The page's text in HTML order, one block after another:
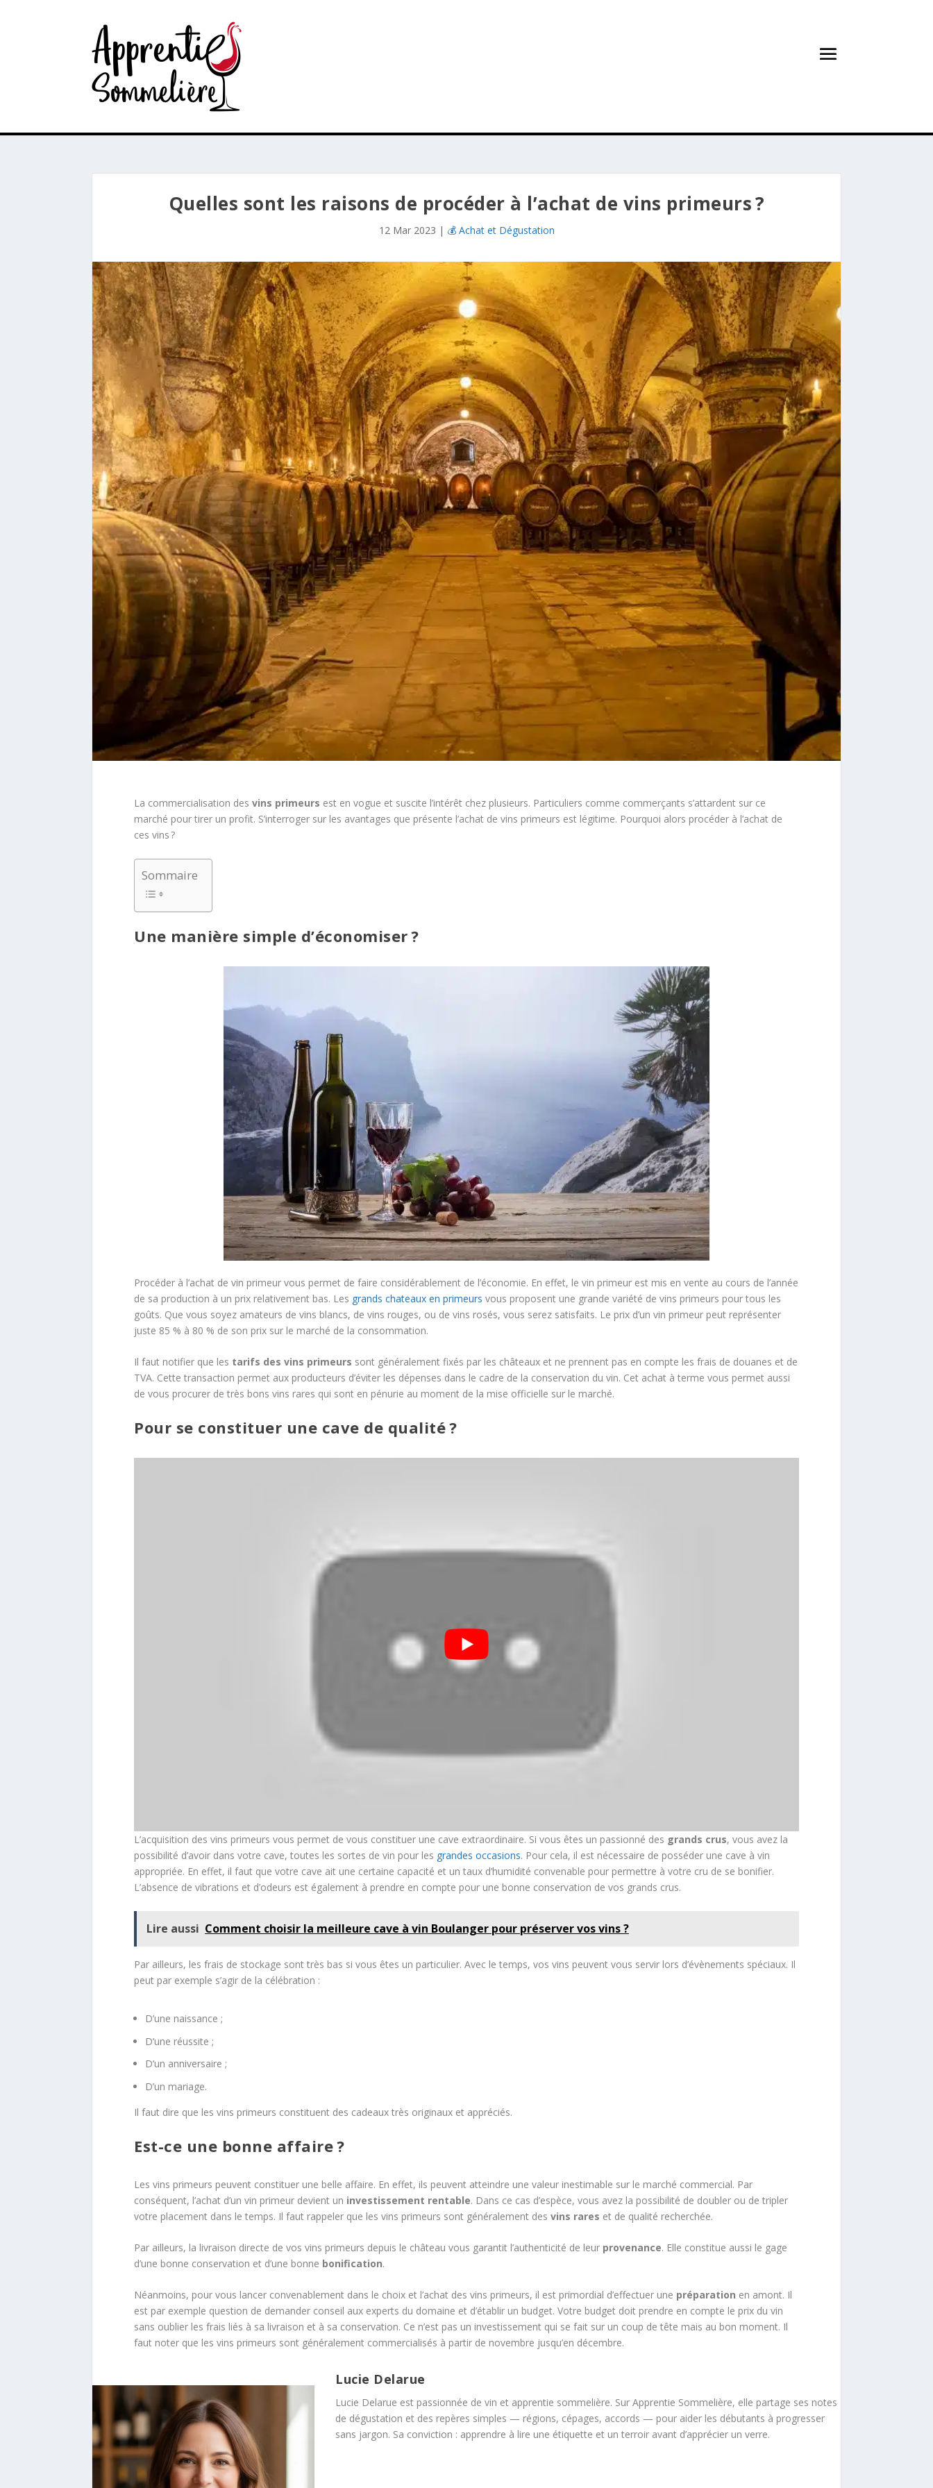
Quelles sont les raisons de procéder à l’achat de vins primeurs ?
12 Mar 2023 | 💰 Achat et Dégustation
La commercialisation des vins primeurs est en vogue et suscite l’intérêt chez plusieurs. Particuliers comme commerçants s’attardent sur ce
marché pour tirer un profit. S’interroger sur les avantages que présente l’achat de vins primeurs est légitime. Pourquoi alors procéder à l’achat de
ces vins ?
Sommaire
Une manière simple d’économiser ?
Procéder à l’achat de vin primeur vous permet de faire considérablement de l’économie. En effet, le vin primeur est mis en vente au cours de l’année
de sa production à un prix relativement bas. Les grands chateaux en primeurs vous proposent une grande variété de vins primeurs pour tous les
goûts. Que vous soyez amateurs de vins blancs, de vins rouges, ou de vins rosés, vous serez satisfaits. Le prix d’un vin primeur peut représenter
juste 85 % à 80 % de son prix sur le marché de la consommation.
Il faut notifier que les tarifs des vins primeurs sont généralement fixés par les châteaux et ne prennent pas en compte les frais de douanes et de
TVA. Cette transaction permet aux producteurs d’éviter les dépenses dans le cadre de la conservation du vin. Cet achat à terme vous permet aussi
de vous procurer de très bons vins rares qui sont en pénurie au moment de la mise officielle sur le marché.
Pour se constituer une cave de qualité ?
L’acquisition des vins primeurs vous permet de vous constituer une cave extraordinaire. Si vous êtes un passionné des grands crus, vous avez la
possibilité d’avoir dans votre cave, toutes les sortes de vin pour les grandes occasions. Pour cela, il est nécessaire de posséder une cave à vin
appropriée. En effet, il faut que votre cave ait une certaine capacité et un taux d’humidité convenable pour permettre à votre cru de se bonifier.
L’absence de vibrations et d’odeurs est également à prendre en compte pour une bonne conservation de vos grands crus.
Lire aussi Comment choisir la meilleure cave à vin Boulanger pour préserver vos vins ?
Par ailleurs, les frais de stockage sont très bas si vous êtes un particulier. Avec le temps, vos vins peuvent vous servir lors d’évènements spéciaux. Il
peut par exemple s’agir de la célébration :
D’une naissance ;
D’une réussite ;
D’un anniversaire ;
D’un mariage.
Il faut dire que les vins primeurs constituent des cadeaux très originaux et appréciés.
Est-ce une bonne affaire ?
Les vins primeurs peuvent constituer une belle affaire. En effet, ils peuvent atteindre une valeur inestimable sur le marché commercial. Par
conséquent, l’achat d’un vin primeur devient un investissement rentable. Dans ce cas d’espèce, vous avez la possibilité de doubler ou de tripler
votre placement dans le temps. Il faut rappeler que les vins primeurs sont généralement des vins rares et de qualité recherchée.
Par ailleurs, la livraison directe de vos vins primeurs depuis le château vous garantit l’authenticité de leur provenance. Elle constitue aussi le gage
d’une bonne conservation et d’une bonne bonification.
Néanmoins, pour vous lancer convenablement dans le choix et l’achat des vins primeurs, il est primordial d’effectuer une préparation en amont. Il
est par exemple question de demander conseil aux experts du domaine et d’établir un budget. Votre budget doit prendre en compte le prix du vin
sans oublier les frais liés à sa livraison et à sa conservation. Ce n’est pas un investissement qui se fait sur un coup de tête mais au bon moment. Il
faut noter que les vins primeurs sont généralement commercialisés à partir de novembre jusqu’en décembre.
Lucie Delarue
Lucie Delarue est passionnée de vin et apprentie sommelière. Sur Apprentie Sommelière, elle partage ses notes
de dégustation et des repères simples — régions, cépages, accords — pour aider les débutants à progresser
sans jargon. Sa conviction : apprendre à lire une étiquette et un terroir avant d’apprécier un verre.